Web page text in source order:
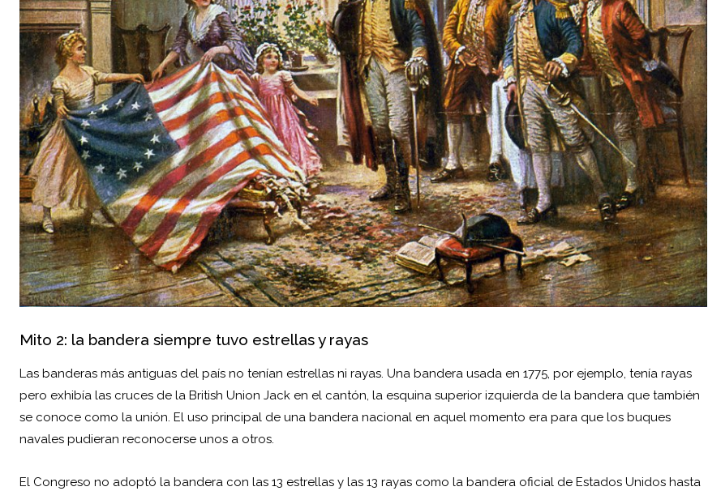
Mito 2: la bandera siempre tuvo estrellas y rayas
Las banderas más antiguas del país no tenían estrellas ni rayas. Una bandera usada en 1775, por ejemplo, tenía rayas
pero exhibía las cruces de la British Union Jack en el cantón, la esquina superior izquierda de la bandera que también
se conoce como la unión. El uso principal de una bandera nacional en aquel momento era para que los buques
navales pudieran reconocerse unos a otros.
El Congreso no adoptó la bandera con las 13 estrellas y las 13 rayas como la bandera oficial de Estados Unidos hasta